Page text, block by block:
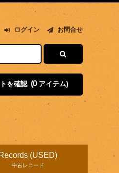
ログイン お問合せ
を確認 (0 アイテム)
Records (USED)
中古レコード